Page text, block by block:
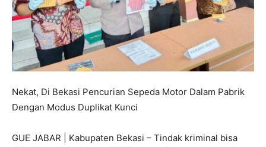
Nekat, Di Bekasi Pencurian Sepeda Motor Dalam Pabrik
Dengan Modus Duplikat Kunci
GUE JABAR | Kabupaten Bekasi – Tindak kriminal bisa